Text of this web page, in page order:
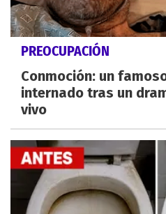
PREOCUPACIÓN
Conmoción: un
internado tras un
vivo